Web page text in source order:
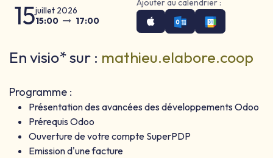
15juillet 2026
15:00
17:00
Ajouter au calendrier :
En visio* sur : mathieu.elabore.coop
Programme :
Présentation des avancées des développements Odoo
Prérequis Odoo
Ouverture de votre compte SuperPDP
Emission d'une facture